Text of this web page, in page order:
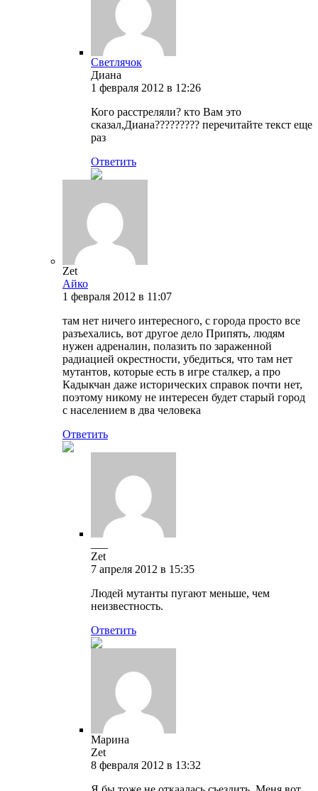
Светлячок
Диана
1 февраля 2012 в 12:26
Кого расстреляли? кто Вам это
сказал,Диана????????? перечитайте текст еще
раз
Ответить
Zet
Айко
1 февраля 2012 в 11:07
там нет ничего интересного, с города просто все
разъехались, вот другое дело Припять, людям
нужен адреналин, полазить по зараженной
радиацией окрестности, убедиться, что там нет
мутантов, которые есть в игре сталкер, а про
Кадыкчан даже исторических справок почти нет,
поэтому никому не интересен будет старый город
с населением в два человека
Ответить
Zet
7 апреля 2012 в 15:35
Людей мутанты пугают меньше, чем
неизвестность.
Ответить
Марина
Zet
8 февраля 2012 в 13:32